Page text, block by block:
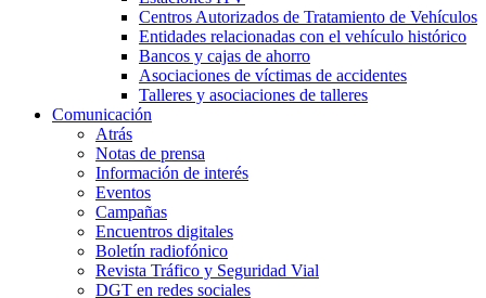
Centros Autorizados de Tratamiento de Vehículos
Entidades relacionadas con el vehículo histórico
Bancos y cajas de ahorro
Asociaciones de víctimas de accidentes
Talleres y asociaciones de talleres
Comunicación
Atrás
Notas de prensa
Información de interés
Eventos
Campañas
Encuentros digitales
Boletín radiofónico
Revista Tráfico y Seguridad Vial
DGT en redes sociales